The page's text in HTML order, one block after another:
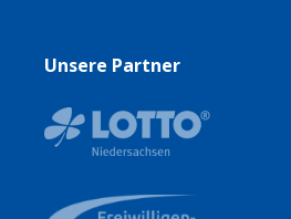
Unsere Partner